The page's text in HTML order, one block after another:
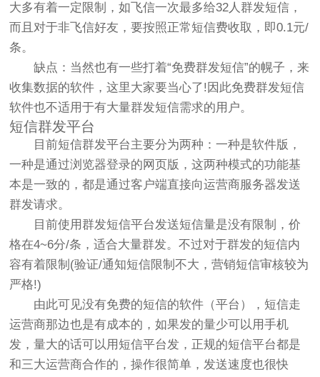
大多有着一定限制，如飞信一次最多给32人群发短信，
而且对于非飞信好友，要按照正常短信费收取，即0.1元/
条。
缺点：当然也有一些打着“免费群发短信”的幌子，来
收集数据的软件，这里大家要当心了!因此免费群发短信
软件也不适用于有大量群发短信需求的用户。
短信群发平台
目前短信群发平台主要分为两种：一种是软件版，
一种是通过浏览器登录的网页版，这两种模式的功能基
本是一致的，都是通过客户端直接向运营商服务器发送
群发请求。
目前使用群发短信平台发送短信量是没有限制，价
格在4~6分/条，适合大量群发。不过对于群发的短信内
容有着限制(验证/通知短信限制不大，营销短信审核较为
严格!)
由此可见没有免费的短信的软件（平台），短信走
运营商那边也是有成本的，如果发的量少可以用手机
发，量大的话可以用短信平台发，正规的短信平台都是
和三大运营商合作的，操作很简单，发送速度也很快